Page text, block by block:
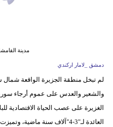
مدينة
دمشق _لامار اركندي
لم تبخل منطقة الجزيرة الواقعة
والشعير والعدس على عموم أرجاء
الغزيرة على عصب الحياة الاقتصادية
العائدة لـ"3-4"آلاف سنة ماضية، وتميزت